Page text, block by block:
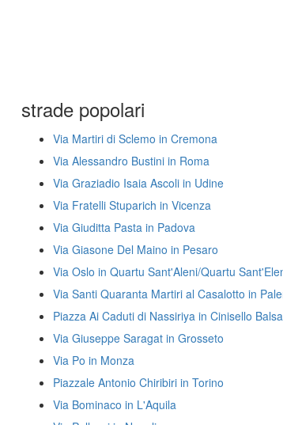
strade popolari
Via Martiri di Sclemo in Cremona
Via Alessandro Bustini in Roma
Via Graziadio Isaia Ascoli in Udine
Via Fratelli Stuparich in Vicenza
Via Giuditta Pasta in Padova
Via Giasone Del Maino in Pesaro
Via Oslo in Quartu Sant'Aleni/Quartu
Via Santi Quaranta Martiri al Casalotto in
Piazza Ai Caduti di Nassiriya in Cinisello
Via Giuseppe Saragat in Grosseto
Via Po in Monza
Piazzale Antonio Chiribiri in Torino
Via Bominaco in L'Aquila